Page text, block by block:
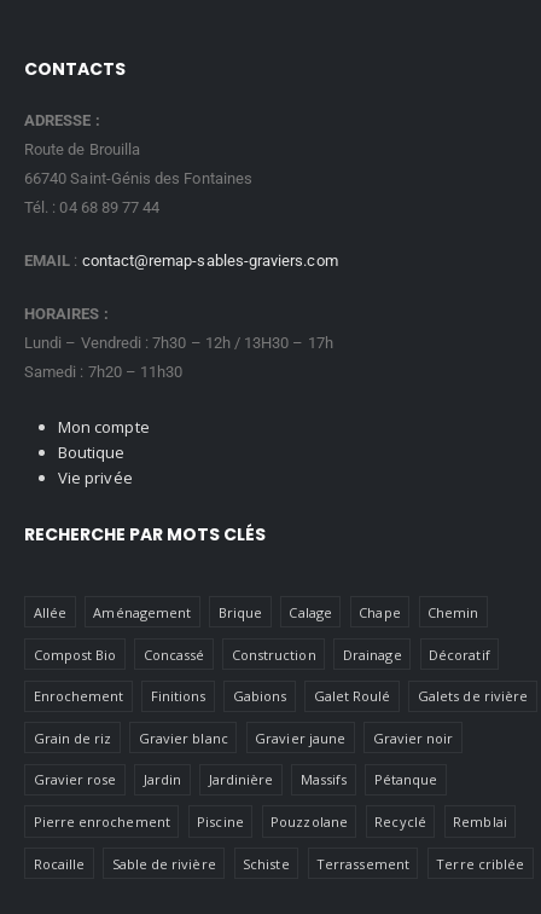
CONTACTS
ADRESSE :
Route de Brouilla
66740 Saint-Génis des Fontaines
Tél. : 04 68 89 77 44
EMAIL : contact@remap-sables-graviers.com
HORAIRES :
Lundi – Vendredi : 7h30 – 12h / 13H30 – 17h
Samedi : 7h20 – 11h30
Mon compte
Boutique
Vie privée
RECHERCHE PAR MOTS CLÉS
Allée Aménagement Brique Calage Chape Chemin
Compost Bio Concassé Construction Drainage Décoratif
Enrochement Finitions Gabions Galet Roulé Galets de rivière
Grain de riz Gravier blanc Gravier jaune Gravier noir
Gravier rose Jardin Jardinière Massifs Pétanque
Pierre enrochement Piscine Pouzzolane Recyclé Remblai
Rocaille Sable de rivière Schiste Terrassement Terre criblée